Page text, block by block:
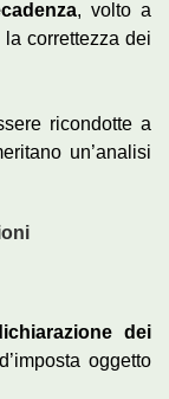
, volto a
la correttezza dei
ricondotte a
un’analisi
dei
oggetto